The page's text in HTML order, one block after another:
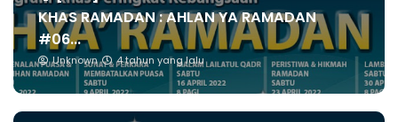
KHAS RAMADAN : AHLAN YA RAMADAN
#06...
Unknown 4 tahun yang lalu